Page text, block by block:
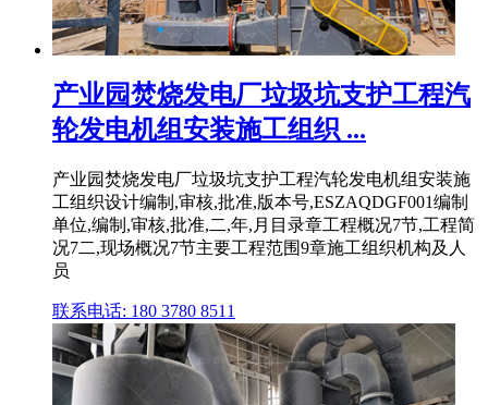
产业园焚烧发电厂垃圾坑支护工程汽
轮发电机组安装施工组织 ...
产业园焚烧发电厂垃圾坑支护工程汽轮发电机组安装施
工组织设计编制,审核,批准,版本号,ESZAQDGF001编制
单位,编制,审核,批准,二,年,月目录章工程概况7节,工程简
况7二,现场概况7节主要工程范围9章施工组织机构及人
员
联系电话: 180 3780 8511